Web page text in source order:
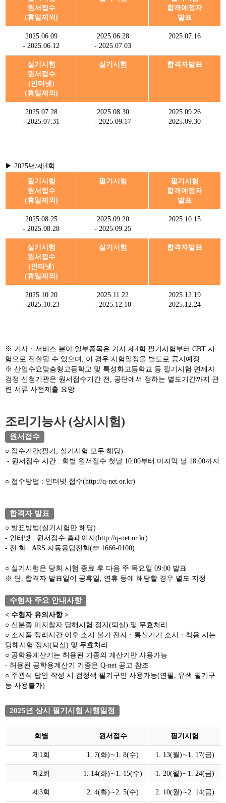
원서접수
(휴일제외)
합격예정자
발표
2025.06.09
- 2025.06.12
2025.06.28
- 2025.07.03
2025.07.16
실기시험
원서접수
(인터넷)
(휴일제외)
실기시험 합격자발표
2025.07.28
- 2025.07.31
2025.08.30
- 2025.09.17
2025.09.26
2025.09.30
▶ 2025년/제4회
필기시험
원서접수
(휴일제외)
필기시험
필기시험
합격예정자
발표
2025.08.25
- 2025.08.28
2025.09.20
- 2025.09.25
2025.10.15
실기시험
원서접수
(인터넷)
(휴일제외)
실기시험 합격자발표
2025.10.20
- 2025.10.23
2025.11.22
- 2025.12.10
2025.12.19
2025.12.24
※ 기사ㆍ서비스 분야 일부종목은 기사 제4회 필기시험부터 CBT 시
험으로 전환될 수 있으며, 이 경우 시험일정을 별도로 공지예정
※ 산업수요맞춤형고등학교 및 특성화고등학교 등 필기시험 면제자
검정 신청기관은 원서접수기간 전, 공단에서 정하는 별도기간까지 관
련 서류 사전제출 요망
조리기능사 (상시시험)
원서접수
○ 접수기간(필기, 실기시험 모두 해당)
- 원서접수 시간 : 회별 원서접수 첫날 10:00부터 마지막 날 18:00까지
○ 접수방법 : 인터넷 접수(http://q-net.or.kr)
합격자 발표
○ 발표방법(실기시험만 해당)
- 인터넷 : 원서접수 홈페이지(http://q-net.or.kr)
- 전 화 : ARS 자동응답전화(☏ 1666-0100)
○ 실기시험은 당회 시험 종료 후 다음 주 목요일 09:00 발표
※ 단, 합격자 발표일이 공휴일, 연휴 등에 해당할 경우 별도 지정
수험자 주요 안내사항
< 수험자 유의사항 >
○ 신분증 미지참자 당해시험 정지(퇴실) 및 무효처리
○ 소지품 정리시간 이후 소지 불가 전자ㆍ통신기기 소지ㆍ착용 시는
당해시험 정지(퇴실) 및 무효처리
○ 공학용계산기는 허용된 기종의 계산기만 사용가능
- 허용된 공학용계산기 기종은 Q-net 공고 참조
○ 주관식 답안 작성 시 검정색 필기구만 사용가능(연필, 유색 필기구
등 사용불가)
2025년 상시 필기시험 시행일정
회별 원서접수 필기시험
제1회 1. 7(화)∼1. 8(수) 1. 13(월)∼1. 17(금)
제2회 1. 14(화)∼1. 15(수) 1. 20(월)∼1. 24(금)
제3회 2. 4(화)∼2. 5(수) 2. 10(월)∼2. 14(금)